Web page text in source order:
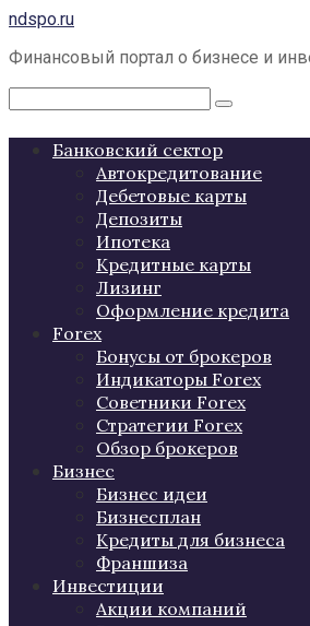
Перейти
контенту
ndspo.ru
Финансовый портал о бизнесе и
Поиск:
Банковский сектор
Автокредитование
Дебетовые карты
Депозиты
Ипотека
Кредитные карты
Лизинг
Оформление кредита
Forex
Бонусы от брокеров
Индикаторы Forex
Советники Forex
Стратегии Forex
Обзор брокеров
Бизнес
Бизнес идеи
Бизнесплан
Кредиты для бизнеса
Франшиза
Инвестиции
Акции компаний